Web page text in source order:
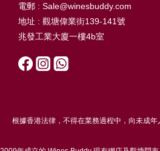
電郵 : Sale@winesbuddy.com
地址 : 觀塘偉業街139-141號
兆發工業大廈一樓4b室
根據香港法律，不得在業務過程中，向未成年